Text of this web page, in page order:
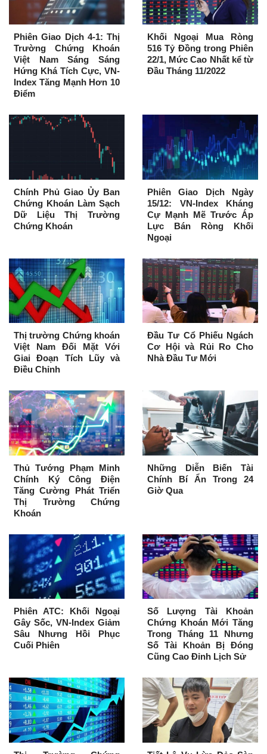
Phiên Giao Dịch 4-1: Thị
Trường Chứng Khoán
Việt Nam Sáng Sáng
Hứng Khá Tích Cực, VN-
Index Tăng Mạnh Hơn 10
Điểm
Khối Ngoại Mua Ròng
516 Tỷ Đồng trong Phiên
22/1, Mức Cao Nhất kể từ
Đầu Tháng 11/2022
Chính Phủ Giao Ủy Ban
Chứng Khoán Làm Sạch
Dữ Liệu Thị Trường
Chứng Khoán
Phiên Giao Dịch Ngày
15/12: VN-Index Kháng
Cự Mạnh Mẽ Trước Áp
Lực Bán Ròng Khối
Ngoại
Thị trường Chứng khoán
Việt Nam Đối Mặt Với
Giai Đoạn Tích Lũy và
Điều Chỉnh
Đầu Tư Cổ Phiếu Ngách
Cơ Hội và Rủi Ro Cho
Nhà Đầu Tư Mới
Thủ Tướng Phạm Minh
Chính Ký Công Điện
Tăng Cường Phát Triển
Thị Trường Chứng
Khoán
Những Diễn Biến Tài
Chính Bí Ẩn Trong 24
Giờ Qua
Phiên ATC: Khối Ngoại
Gây Sốc, VN-Index Giảm
Sâu Nhưng Hồi Phục
Cuối Phiên
Số Lượng Tài Khoản
Chứng Khoán Mới Tăng
Trong Tháng 11 Nhưng
Số Tài Khoản Bị Đóng
Cũng Cao Đỉnh Lịch Sử